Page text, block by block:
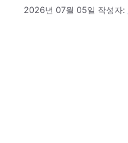
2026년 07월 05일 작성자: